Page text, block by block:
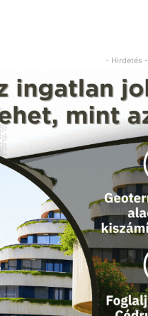
- Hirdetés -